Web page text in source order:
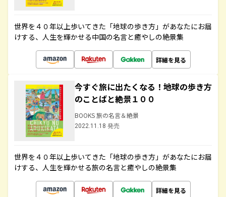
世界を４０年以上歩いてきた「地球の歩き方」があなたにお届
けする、人生を輝かせる中国の名言と癒やしの絶景集
詳細を見る
今すぐ旅に出たくなる！地球の歩き方
のことばと絶景１００
BOOKS 旅の名言＆絶景
2022.11.18 発売
世界を４０年以上歩いてきた「地球の歩き方」があなたにお届
けする、人生を輝かせる旅の名言と癒やしの絶景集
詳細を見る